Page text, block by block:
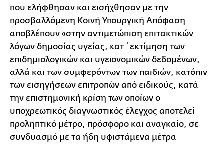
που ελήφθησαν και εισήχθησαν με την
προσβαλλόμενη Κοινή Υπουργική Απόφαση
αποβλέπουν «στην αντιμετώπιση επιτακτικών
λόγων δημοσίας υγείας, κατ΄ εκτίμηση των
επιδημιολογικών και υγειονομικών δεδομένων,
αλλά και των συμφερόντων των παιδιών, κατόπιν
των εισηγήσεων επιτροπών από ειδικούς, κατά
την επιστημονική κρίση των οποίων ο
υποχρεωτικός διαγνωστικός έλεγχος αποτελεί
προληπτικό μέτρο, πρόσφορο και αναγκαίο, σε
συνδυασμό με τα ήδη υφιστάμενα μέτρα